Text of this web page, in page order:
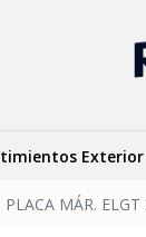
Exterior
MÁR.